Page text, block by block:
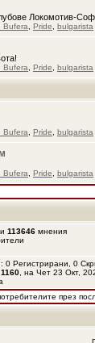
Локомотив-
Pride bulgarista
Pride bulgarista
Pride bulgarista
Pride bulgarista
113646 мнения
0 Регистрирани, 0
1160 , на Чет 23 Окт,
през